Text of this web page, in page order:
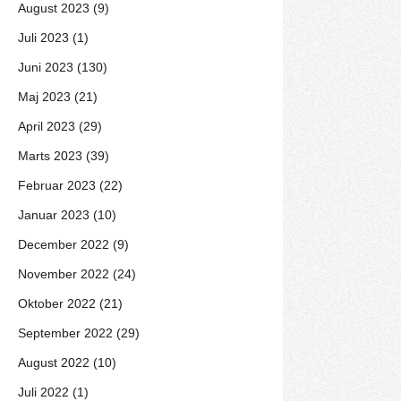
August 2023 (9)
Juli 2023 (1)
Juni 2023 (130)
Maj 2023 (21)
April 2023 (29)
Marts 2023 (39)
Februar 2023 (22)
Januar 2023 (10)
December 2022 (9)
November 2022 (24)
Oktober 2022 (21)
September 2022 (29)
August 2022 (10)
Juli 2022 (1)